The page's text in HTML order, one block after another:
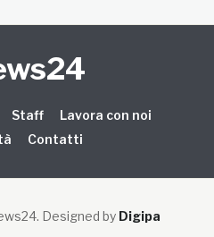
Staff
Lavora con noi
Contatti
. Designed by Digipa